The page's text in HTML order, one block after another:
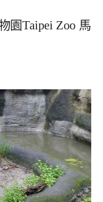
園Taipei Zoo 馬